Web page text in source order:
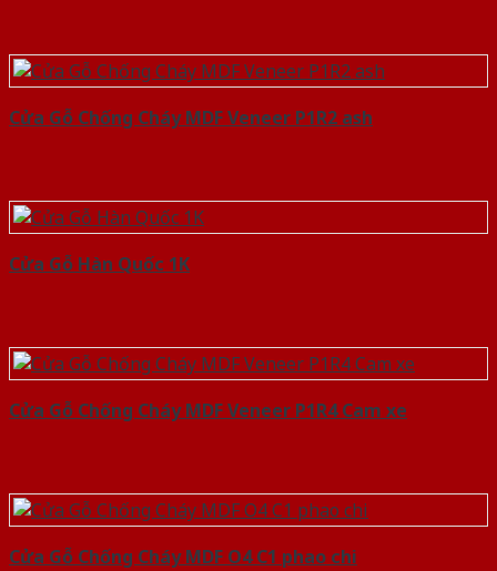
Cửa Gỗ Chống Cháy MDF Veneer P1R2 ash
Cửa Gỗ Hàn Quốc 1K
Cửa Gỗ Chống Cháy MDF Veneer P1R4 Cam xe
Cửa Gỗ Chống Cháy MDF O4 C1 phao chi